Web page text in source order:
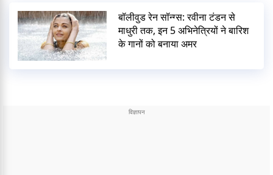
बॉलीवुड रेन सॉन्ग्स: रवीना टंडन से
माधुरी तक, इन 5 अभिनेत्रियों ने बारिश
के गानों को बनाया अमर